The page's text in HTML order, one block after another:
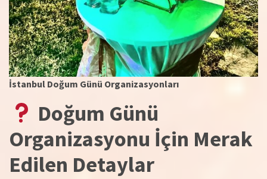
İstanbul Doğum Günü Organizasyonları
Doğum Günü
Organizasyonu İçin Merak
Edilen Detaylar